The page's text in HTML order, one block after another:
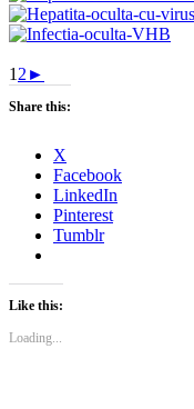
12►
Share this:
X
Facebook
LinkedIn
Pinterest
Tumblr
Like this:
Loading...